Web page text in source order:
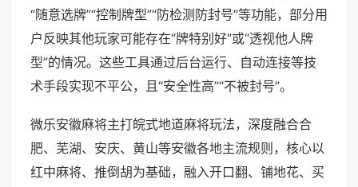
“随意选牌”“控制牌型”“防检测防封号”等功能，部分用
户反映其他玩家可能存在“牌特别好”或“透视他人牌
型”的情况。这些工具通过后台运行、自动连接等技
术手段实现不平公，且“安全性高”“不被封号”。
微乐安徽麻将主打皖式地道麻将玩法，深度融合合
肥、芜湖、安庆、黄山等安徽各地主流规则，核心以
红中麻将、推倒胡为基础，融入开口翻、铺地花、买